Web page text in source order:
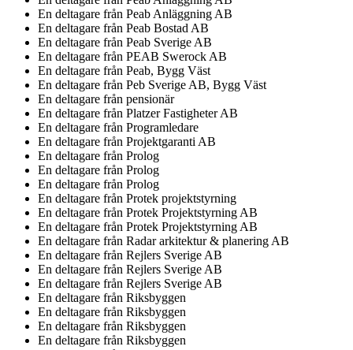
En deltagare från Peab Anläggning AB
En deltagare från Peab Bostad AB
En deltagare från Peab Sverige AB
En deltagare från PEAB Swerock AB
En deltagare från Peab, Bygg Väst
En deltagare från Peb Sverige AB, Bygg Väst
En deltagare från pensionär
En deltagare från Platzer Fastigheter AB
En deltagare från Programledare
En deltagare från Projektgaranti AB
En deltagare från Prolog
En deltagare från Prolog
En deltagare från Prolog
En deltagare från Protek projektstyrning
En deltagare från Protek Projektstyrning AB
En deltagare från Protek Projektstyrning AB
En deltagare från Radar arkitektur & planering AB
En deltagare från Rejlers Sverige AB
En deltagare från Rejlers Sverige AB
En deltagare från Rejlers Sverige AB
En deltagare från Riksbyggen
En deltagare från Riksbyggen
En deltagare från Riksbyggen
En deltagare från Riksbyggen